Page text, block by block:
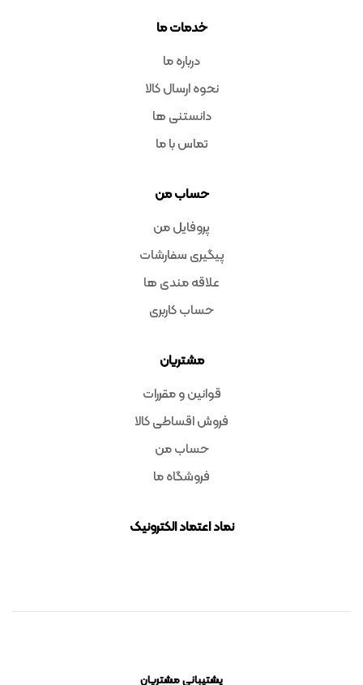
خدمات ما
درباره ما
نحوه ارسال کالا
دانستنی ها
تماس با ما
حساب من
پروفایل من
پیگیری سفارشات
علاقه مندی ها
حساب کاربری
مشتریان
قوانین و مقررات
فروش اقساطی کالا
حساب من
فروشگاه ما
نماد اعتماد الکترونیک
پشتیبانی مشتریان